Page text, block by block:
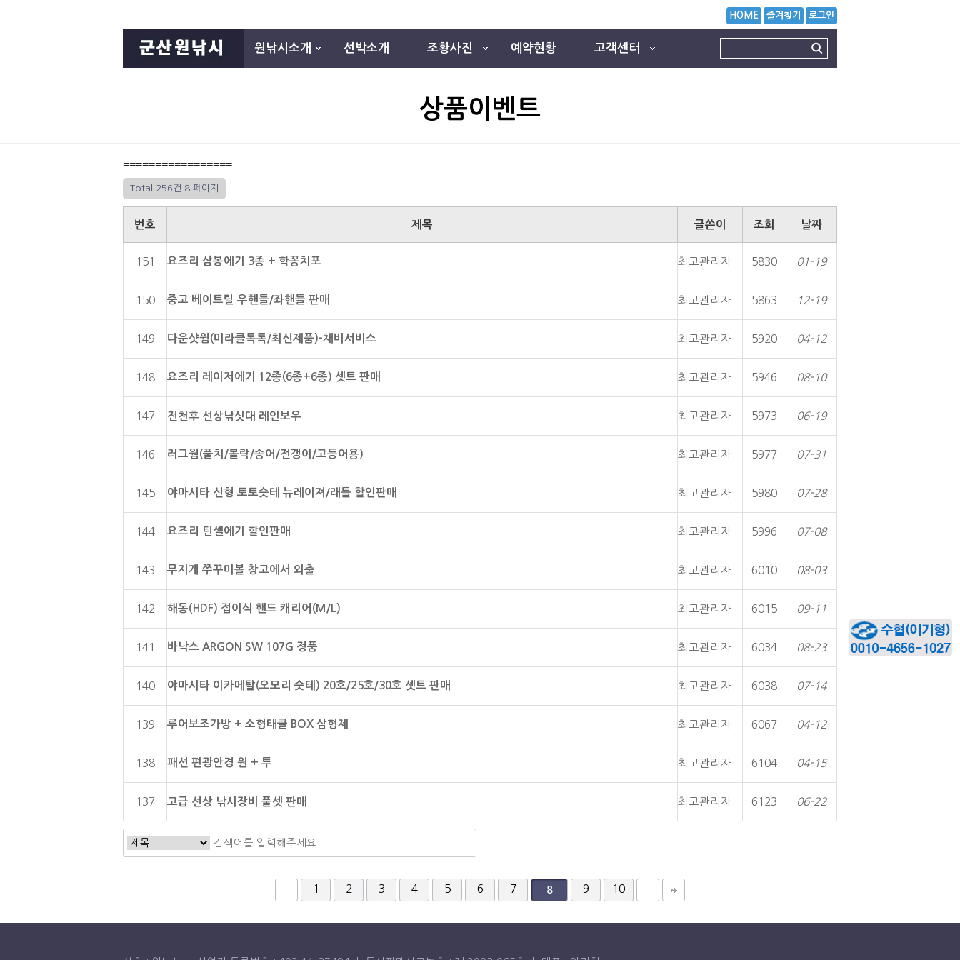
원낚시소개 선박소개 조황사진 예약현황 고객센터
HOME 즐겨찾기 로그인
상품이벤트
=================
Total 256건 8 페이지
번호 제목 글쓴이 조회 날짜
151 요즈리 삼봉에기 3종 + 학꽁치포 최고관리자 5830 01-19
150 중고 베이트릴 우핸들/좌핸들 판매 최고관리자 5863 12-19
149 다운샷웜(미라클톡톡/최신제품)-채비서비스 최고관리자 5920 04-12
148 요즈리 레이저에기 12종(6종+6종) 셋트 판매 최고관리자 5946 08-10
147 전천후 선상낚싯대 레인보우 최고관리자 5973 06-19
146 러그웜(풀치/볼락/송어/전갱이/고등어용) 최고관리자 5977 07-31
145 야마시타 신형 토토슷테 뉴레이져/래틀 할인판매 최고관리자 5980 07-28
144 요즈리 틴셀에기 할인판매 최고관리자 5996 07-08
143 무지개 쭈꾸미볼 창고에서 외출 최고관리자 6010 08-03
142 해동(HDF) 접이식 핸드 캐리어(M/L) 최고관리자 6015 09-11
141 바낙스 ARGON SW 107G 정품 최고관리자 6034 08-23
140 야마시타 이카메탈(오모리 슷테) 20호/25호/30호 셋트 판매 최고관리자 6038 07-14
139 루어보조가방 + 소형태클 BOX 삼형제 최고관리자 6067 04-12
138 패션 편광안경 원 + 투 최고관리자 6104 04-15
137 고급 선상 낚시장비 풀셋 판매 최고관리자 6123 06-22
1 2 3 4 5 6 7 8 9 10
맨끝